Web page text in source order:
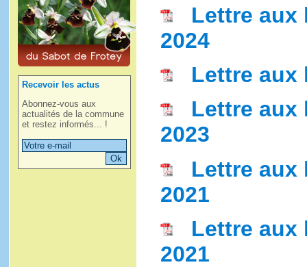
Recevoir les actus
Abonnez-vous aux
actualités de la commune
et restez informés... !
Lettre aux
2024
Lettre aux
Lettre aux
2023
Lettre aux
2021
Lettre aux
2021